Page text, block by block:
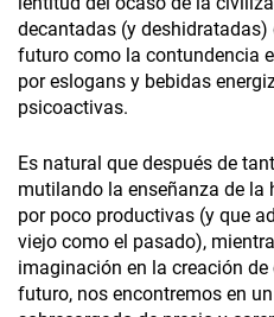
decantadas (y deshidratadas)
futuro como la contundencia
por eslogans y bebidas
psicoactivas.
Es natural que después de
mutilando la enseñanza de la
por poco productivas (y que
viejo como el pasado),
imaginación en la creación
futuro, nos encontremos en